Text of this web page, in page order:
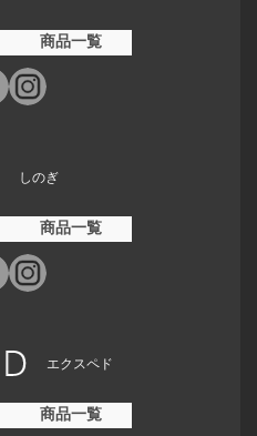
商品一覧
しのぎ
商品一覧
エクスペド
商品一覧